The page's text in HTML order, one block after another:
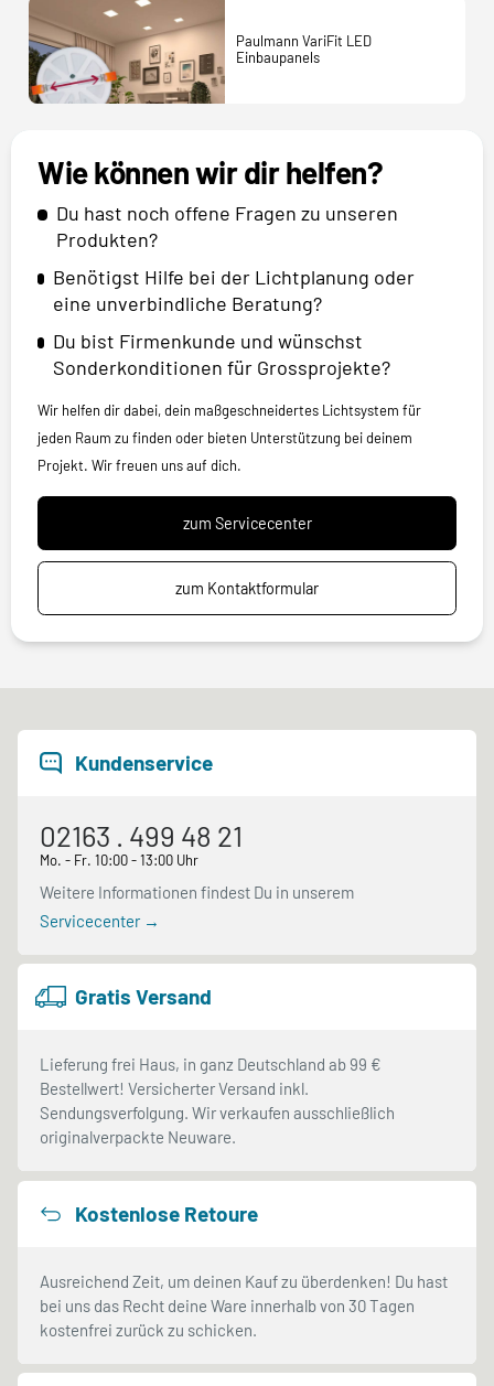
Paulmann VariFit LED
Einbaupanels
Wie können wir dir helfen?
Du hast noch offene Fragen zu unseren
Produkten?
Benötigst Hilfe bei der Lichtplanung oder
eine unverbindliche Beratung?
Du bist Firmenkunde und wünschst
Sonderkonditionen für Grossprojekte?
Wir helfen dir dabei, dein maßgeschneidertes Lichtsystem für
jeden Raum zu finden oder bieten Unterstützung bei deinem
Projekt. Wir freuen uns auf dich.
zum Servicecenter
zum Kontaktformular
Kundenservice
02163 . 499 48 21
Mo. - Fr. 10:00 - 13:00 Uhr
Weitere Informationen findest Du in unserem
Servicecenter →
Gratis Versand
Lieferung frei Haus, in ganz Deutschland ab 99 €
Bestellwert! Versicherter Versand inkl.
Sendungsverfolgung. Wir verkaufen ausschließlich
originalverpackte Neuware.
Kostenlose Retoure
Ausreichend Zeit, um deinen Kauf zu überdenken! Du hast
bei uns das Recht deine Ware innerhalb von 30 Tagen
kostenfrei zurück zu schicken.